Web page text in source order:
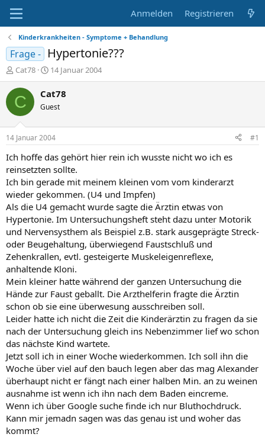
Anmelden Registrieren
Kinderkrankheiten - Symptome + Behandlung
Frage - Hypertonie???
E
r
s
t
e
r
Cat78
E
r
s
e
l
t
a
14 Januar 2004
C Cat78
Guest
14 Januar 2004 #1
Ich hoffe das gehört hier rein ich wusste nicht wo ich es
reinsetzten sollte.
Ich bin gerade mit meinem kleinen vom vom kinderarzt
wieder gekommen. (U4 und Impfen)
Als die U4 gemacht wurde sagte die Ärztin etwas von
Hypertonie. Im Untersuchungsheft steht dazu unter Motorik
und Nervensysthem als Beispiel z.B. stark ausgeprägte Streck-
oder Beugehaltung, überwiegend Faustschluß und
Zehenkrallen, evtl. gesteigerte Muskeleigenreflexe,
anhaltende Kloni.
Mein kleiner hatte während der ganzen Untersuchung die
Hände zur Faust geballt. Die Arzthelferin fragte die Ärztin
schon ob sie eine überwesung ausschreiben soll.
Leider hatte ich nicht die Zeit die Kinderärztin zu fragen da sie
nach der Untersuchung gleich ins Nebenzimmer lief wo schon
das nächste Kind wartete.
Jetzt soll ich in einer Woche wiederkommen. Ich soll ihn die
Woche über viel auf den bauch legen aber das mag Alexander
überhaupt nicht er fängt nach einer halben Min. an zu weinen
ausnahme ist wenn ich ihn nach dem Baden eincreme.
Wenn ich über Google suche finde ich nur Bluthochdruck.
Kann mir jemadn sagen was das genau ist und woher das
kommt?